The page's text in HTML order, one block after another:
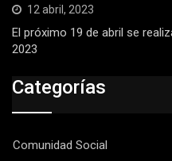
12 abril, 2023
El próximo 19 de abril se
2023
Categorías
Comunidad Social